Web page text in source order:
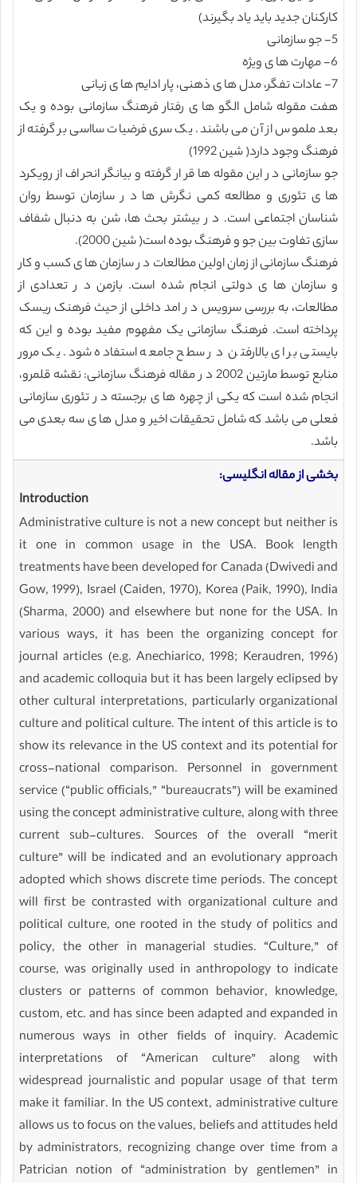
کارکنان جدید باید یاد بگیرند)
5- جو سازمانی
6- مهارت ها ی ویژه
7- عادات تفگر، مدل ها ی ذهنی، پار ادایم ها ی زبانی
هفت مقوله شامل الگو ها ی رفتار فرهنگ سازمانی بوده و یک
بعد ملموس از آن می باشند. یک سری فرضیات سااسی بر گرفته از
فرهنگ وجود دارد( شین 1992)
جو سازمانی د ر این مقوله ها قر ار گرفته و بیانگر انحر اف از رویکرد
ها ی تئوری و مطالعه کمی نگرش ها د ر سازمان توسط روان
شناسان اجتماعی است. د ر بیشتر بحث ها، شن به دنبال شفاف
سازی تفاوت بین جو و فرهنگ بوده است( شین 2000).
فرهنگ سازمانی از زمان اولین مطالعات د ر سازمان ها ی کسب و کار
و سازمان ها ی دولتی انجام شده است. بازمن د ر تعدادی از
مطالعات، به بررسی سرویس د ر امد داخلی از حیث فرهنک ریسک
پرداخته است. فرهنگ سازمانی یک مفهوم مفید بوده و این که
بایستی بر ای بالارفتن د ر سطح جامعه استفاده شود. یک مرور
منابع توسط مارتین 2002 د ر مقاله فرهنگ سازمانی: نقشه قلمرو،
انجام شده است که یکی از چهره ها ی برجسته د ر تئوری سازمانی
فعلی می باشد که شامل تحقیقات اخیر و مدل ها ی سه بعدی می
باشد.
بخشی از مقاله انگلیسی:
Introduction
Administrative culture is not a new concept but neither is
it one in common usage in the USA. Book length
treatments have been developed for Canada (Dwivedi and
Gow, 1999), Israel (Caiden, 1970), Korea (Paik, 1990), India
(Sharma, 2000) and elsewhere but none for the USA. In
various ways, it has been the organizing concept for
journal articles (e.g. Anechiarico, 1998; Keraudren, 1996)
and academic colloquia but it has been largely eclipsed by
other cultural interpretations, particularly organizational
culture and political culture. The intent of this article is to
show its relevance in the US context and its potential for
cross-national comparison. Personnel in government
service (“public officials,” “bureaucrats”) will be examined
using the concept administrative culture, along with three
current sub-cultures. Sources of the overall “merit
culture” will be indicated and an evolutionary approach
adopted which shows discrete time periods. The concept
will first be contrasted with organizational culture and
political culture, one rooted in the study of politics and
policy, the other in managerial studies. “Culture,” of
course, was originally used in anthropology to indicate
clusters or patterns of common behavior, knowledge,
custom, etc. and has since been adapted and expanded in
numerous ways in other fields of inquiry. Academic
interpretations of “American culture” along with
widespread journalistic and popular usage of that term
make it familiar. In the US context, administrative culture
allows us to focus on the values, beliefs and attitudes held
by administrators, recognizing change over time from a
Patrician notion of “administration by gentlemen” in